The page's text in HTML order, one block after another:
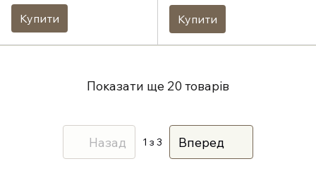
Купити Купити
Показати ще 20 товарів
Назад 1 з 3 Вперед